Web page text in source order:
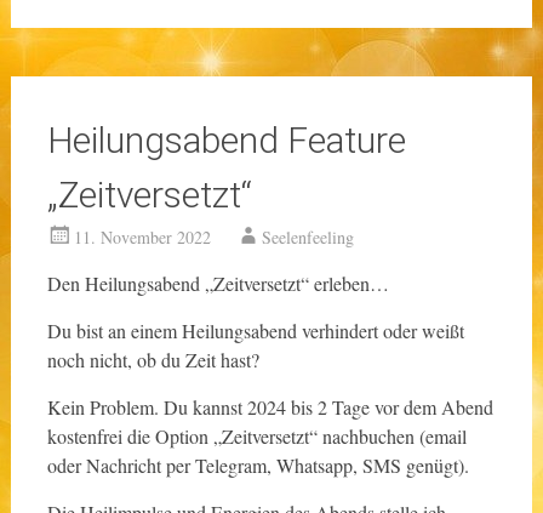
Heilungsabend Feature
„Zeitversetzt“
11. November 2022 Seelenfeeling
Den Heilungsabend „Zeitversetzt“ erleben…
Du bist an einem Heilungsabend verhindert oder weißt
noch nicht, ob du Zeit hast?
Kein Problem. Du kannst 2024 bis 2 Tage vor dem Abend
kostenfrei die Option „Zeitversetzt“ nachbuchen (email
oder Nachricht per Telegram, Whatsapp, SMS genügt).